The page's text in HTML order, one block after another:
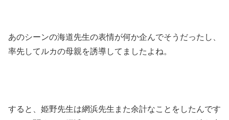
あのシーンの海道先生の表情が何か企んでそうだったし、
率先してルカの母親を誘導してましたよね。
すると、姫野先生は網浜先生また余計なことをしたんです